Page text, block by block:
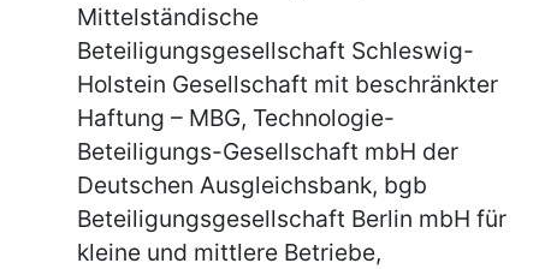
Mittelständische
Beteiligungsgesellschaft Schleswig-
Holstein Gesellschaft mit beschränkter
Haftung – MBG, Technologie-
Beteiligungs-Gesellschaft mbH der
Deutschen Ausgleichsbank, bgb
Beteiligungsgesellschaft Berlin mbH für
kleine und mittlere Betriebe,